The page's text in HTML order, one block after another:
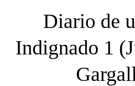
Diario de
Indignado 1